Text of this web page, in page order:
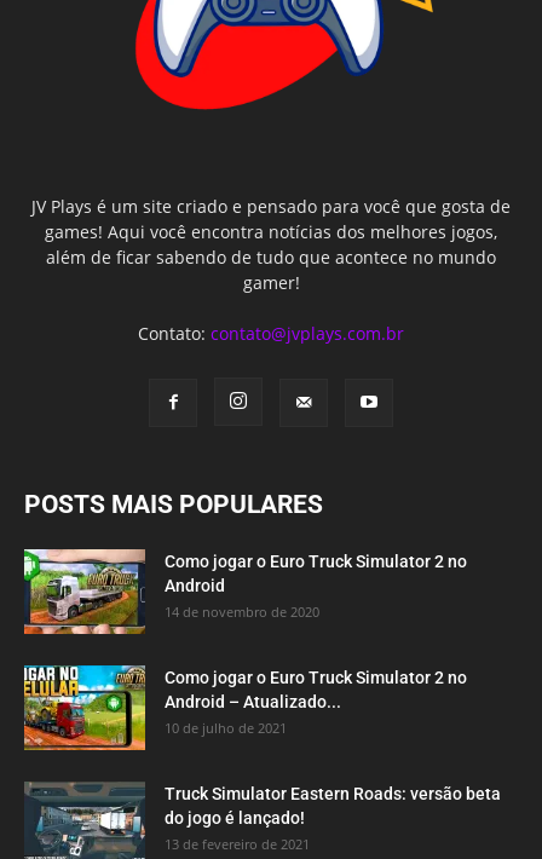
JV Plays é um site criado e pensado para você que gosta de
games! Aqui você encontra notícias dos melhores jogos,
além de ficar sabendo de tudo que acontece no mundo
gamer!
Contato: contato@jvplays.com.br
POSTS MAIS POPULARES
Como jogar o Euro Truck Simulator 2 no
Android
14 de novembro de 2020
Como jogar o Euro Truck Simulator 2 no
Android – Atualizado...
10 de julho de 2021
Truck Simulator Eastern Roads: versão beta
do jogo é lançado!
13 de fevereiro de 2021